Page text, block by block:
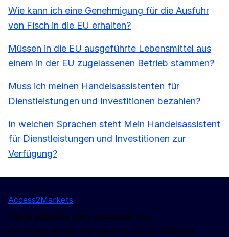
Wie kann ich eine Genehmigung für die Ausfuhr
von Fisch in die EU erhalten?
Müssen in die EU ausgeführte Lebensmittel aus
einem in der EU zugelassenen Betrieb stammen?
Muss ich meinen Handelsassistenten für
Dienstleistungen und Investitionen bezahlen?
In welchen Sprachen steht Mein Handelsassistent
für Dienstleistungen und Investitionen zur
Verfügung?
Access2Markets
Diese Website wird verwaltet von:
Generaldirektion Handel und wirtschaftliche